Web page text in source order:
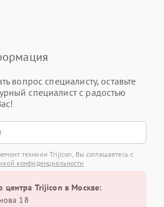
вопрос специалисту, оставьте
специалист с радостью
техники Trijicon, Вы соглашаетесь с
конфиденциальности
центра Trijicon в Москве:
18